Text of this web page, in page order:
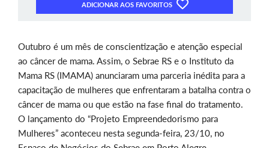
ADICIONAR AOS FAVORITOS
Outubro é um mês de conscientização e atenção especial
ao câncer de mama. Assim, o Sebrae RS e o Instituto da
Mama RS (IMAMA) anunciaram uma parceria inédita para a
capacitação de mulheres que enfrentaram a batalha contra o
câncer de mama ou que estão na fase final do tratamento.
O lançamento do “Projeto Empreendedorismo para
Mulheres” aconteceu nesta segunda-feira, 23/10, no